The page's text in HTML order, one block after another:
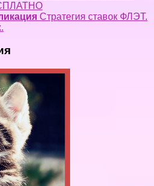
Стратегия ставок ФЛЭТ.